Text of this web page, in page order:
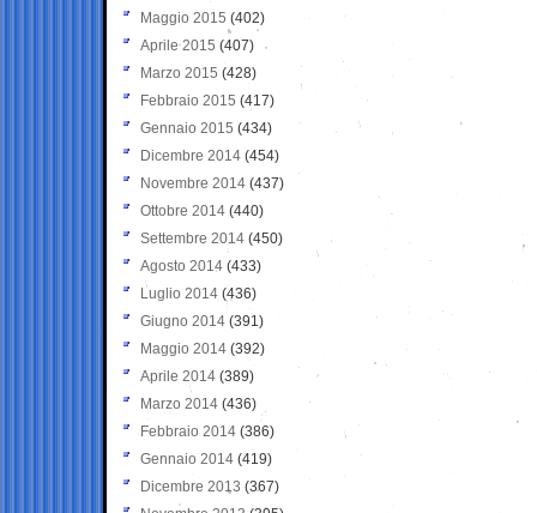
Maggio 2015 (402)
Aprile 2015 (407)
Marzo 2015 (428)
Febbraio 2015 (417)
Gennaio 2015 (434)
Dicembre 2014 (454)
Novembre 2014 (437)
Ottobre 2014 (440)
Settembre 2014 (450)
Agosto 2014 (433)
Luglio 2014 (436)
Giugno 2014 (391)
Maggio 2014 (392)
Aprile 2014 (389)
Marzo 2014 (436)
Febbraio 2014 (386)
Gennaio 2014 (419)
Dicembre 2013 (367)